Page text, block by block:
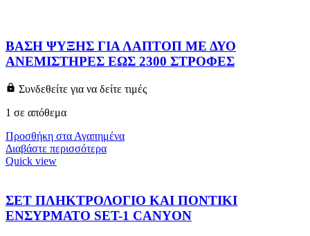
ΒΑΣΗ ΨΥΞΗΣ ΓΙΑ ΛΑΠΤΟΠ ΜΕ ΔΥΟ
ΑΝΕΜΙΣΤΗΡΕΣ ΕΩΣ 2300 ΣΤΡΟΦΕΣ
Συνδεθείτε για να δείτε τιμές
1 σε απόθεμα
Προσθήκη στα Αγαπημένα
Διαβάστε περισσότερα
Quick view
ΣΕΤ ΠΛΗΚΤΡΟΛΟΓΙΟ ΚΑΙ ΠΟΝΤΙΚΙ
ΕΝΣΥΡΜΑΤΟ SET-1 CANYON